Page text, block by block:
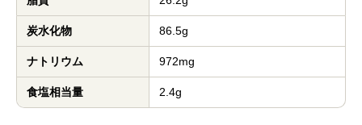
炭水化物 86.5g
ナトリウム 972mg
食塩相当量 2.4g